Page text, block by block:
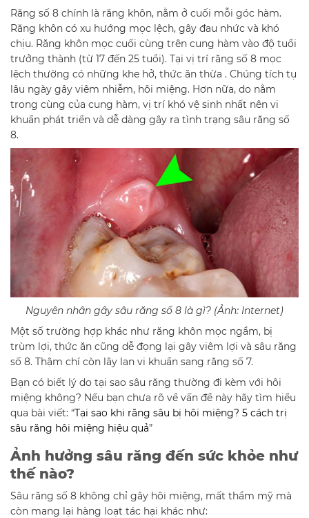
Răng số 8 chính là răng khôn, nằm ở cuối mỗi góc hàm.
Răng khôn có xu hướng mọc lệch, gây đau nhức và khó
chịu. Răng khôn mọc cuối cùng trên cung hàm vào độ tuổi
trưởng thành (từ 17 đến 25 tuổi). Tại vị trí răng số 8 mọc
lệch thường có những khe hở, thức ăn thừa . Chúng tích tụ
lâu ngày gây viêm nhiễm, hôi miệng. Hơn nữa, do nằm
trong cùng của cung hàm, vị trí khó vệ sinh nhất nên vi
khuẩn phát triển và dễ dàng gây ra tình trạng sâu răng số
8.
Nguyên nhân gây sâu răng số 8 là gì? (Ảnh: Internet)
Một số trường hợp khác như răng khôn mọc ngầm, bị
trùm lợi, thức ăn cũng dễ đọng lại gây viêm lợi và sâu răng
số 8. Thậm chí còn lây lan vi khuẩn sang răng số 7.
Bạn có biết lý do tại sao sâu răng thường đi kèm với hôi
miệng không? Nếu bạn chưa rõ về vấn đề này hãy tìm hiểu
qua bài viết: “Tại sao khi răng sâu bị hôi miệng? 5 cách trị
sâu răng hôi miệng hiệu quả”
Ảnh hưởng sâu răng đến sức khỏe như
thế nào?
Sâu răng số 8 không chỉ gây hôi miệng, mất thẩm mỹ mà
còn mang lại hàng loạt tác hại khác như: